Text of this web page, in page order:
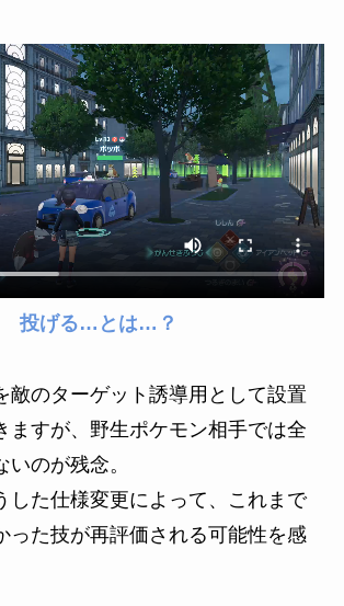
投げる…とは…？
敵のターゲット誘導用として設置
ますが、野生ポケモン相手では全
いのが残念。
した仕様変更によって、これまで
った技が再評価される可能性を感